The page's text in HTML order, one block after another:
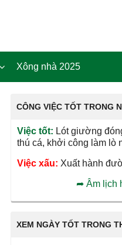
Xông nhà 2025
CÔNG VIỆC TỐT TRONG
Việc tốt: Lót giường
thú cá, khởi công làm lò
Việc xấu: Xuất hành
➦ Âm lịch
XEM NGÀY TỐT TRONG